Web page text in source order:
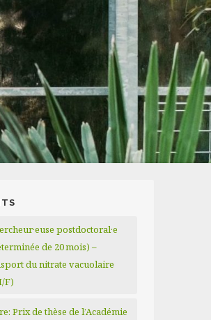
postdoctoral·e
de 20 mois) –
du nitrate vacuolaire
F)
Prix de thèse de l’Académie